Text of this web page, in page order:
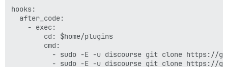
hooks:
  after_code:
    - exec:
        cd: $home/plugins
        cmd:
- sudo -E -u discourse git clone https://